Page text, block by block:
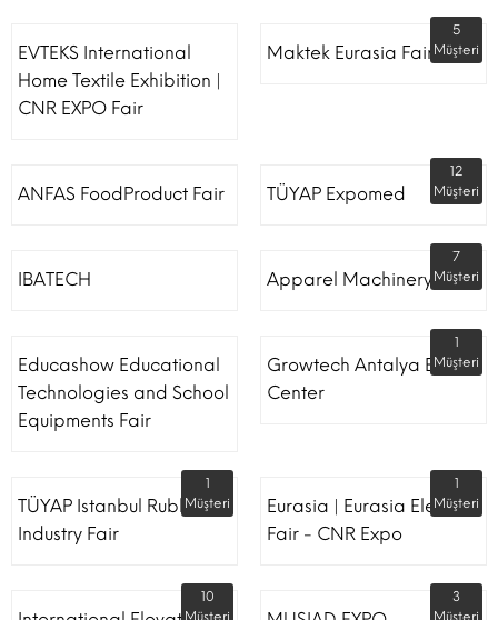
EVTEKS International
Home Textile Exhibition |
CNR EXPO Fair
Maktek Eurasia Fair
5
Müşteri
ANFAS FoodProduct Fair TÜYAP Expomed
12
Müşteri
IBATECH Apparel Machinery Fair
7
Müşteri
Educashow Educational
Technologies and School
Equipments Fair
Growtech Antalya Expo
Center
1
Müşteri
TÜYAP Istanbul Rubber
Industry Fair
1
Müşteri
Eurasia | Eurasia Elevator
Fair - CNR Expo
1
Müşteri
10
Müşteri
3
Müşteri